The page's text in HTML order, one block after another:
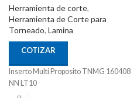
Herramienta de corte,
Herramienta de Corte para
Torneado, Lamina
COTIZAR
Inserto Multi Proposito TNMG 160408
NN LT10